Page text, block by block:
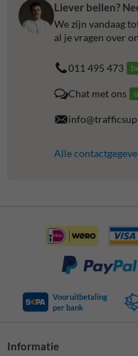
Liever bellen?
We zijn vandaag
al je vragen over
011 495 473
Chat met ons
Alle
Vooruitbetaling
per bank
Informatie